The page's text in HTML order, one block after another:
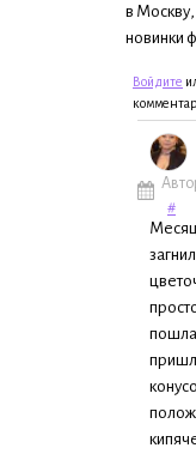
в
новинки
Войдите
#
пошла